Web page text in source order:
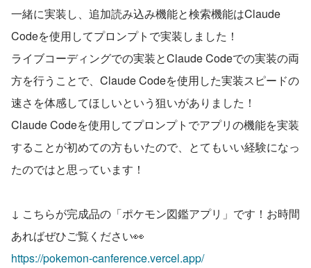
一緒に実装し、追加読み込み機能と検索機能はClaude
Codeを使用してプロンプトで実装しました！
ライブコーディングでの実装とClaude Codeでの実装の両
方を行うことで、Claude Codeを使用した実装スピードの
速さを体感してほしいという狙いがありました！
Claude Codeを使用してプロンプトでアプリの機能を実装
することが初めての方もいたので、とてもいい経験になっ
たのではと思っています！
↓ こちらが完成品の「ポケモン図鑑アプリ」です！お時間
あればぜひご覧ください👀
https://pokemon-canference.vercel.app/